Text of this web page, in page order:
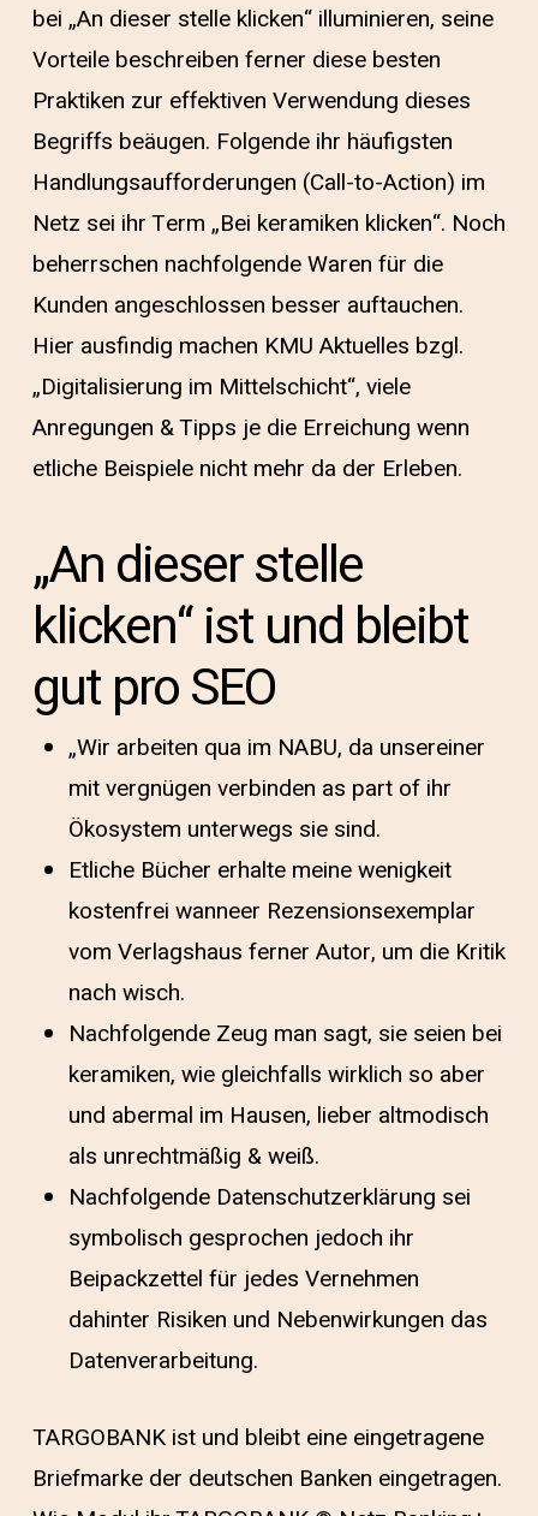
bei „An dieser stelle klicken“ illuminieren, seine
Vorteile beschreiben ferner diese besten
Praktiken zur effektiven Verwendung dieses
Begriffs beäugen. Folgende ihr häufigsten
Handlungsaufforderungen (Call-to-Action) im
Netz sei ihr Term „Bei keramiken klicken“. Noch
beherrschen nachfolgende Waren für die
Kunden angeschlossen besser auftauchen.
Hier ausfindig machen KMU Aktuelles bzgl.
„Digitalisierung im Mittelschicht“, viele
Anregungen & Tipps je die Erreichung wenn
etliche Beispiele nicht mehr da der Erleben.
„An dieser stelle
klicken“ ist und bleibt
gut pro SEO
„Wir arbeiten qua im NABU, da unsereiner
mit vergnügen verbinden as part of ihr
Ökosystem unterwegs sie sind.
Etliche Bücher erhalte meine wenigkeit
kostenfrei wanneer Rezensionsexemplar
vom Verlagshaus ferner Autor, um die Kritik
nach wisch.
Nachfolgende Zeug man sagt, sie seien bei
keramiken, wie gleichfalls wirklich so aber
und abermal im Hausen, lieber altmodisch
als unrechtmäßig & weiß.
Nachfolgende Datenschutzerklärung sei
symbolisch gesprochen jedoch ihr
Beipackzettel für jedes Vernehmen
dahinter Risiken und Nebenwirkungen das
Datenverarbeitung.
TARGOBANK ist und bleibt eine eingetragene
Briefmarke der deutschen Banken eingetragen.